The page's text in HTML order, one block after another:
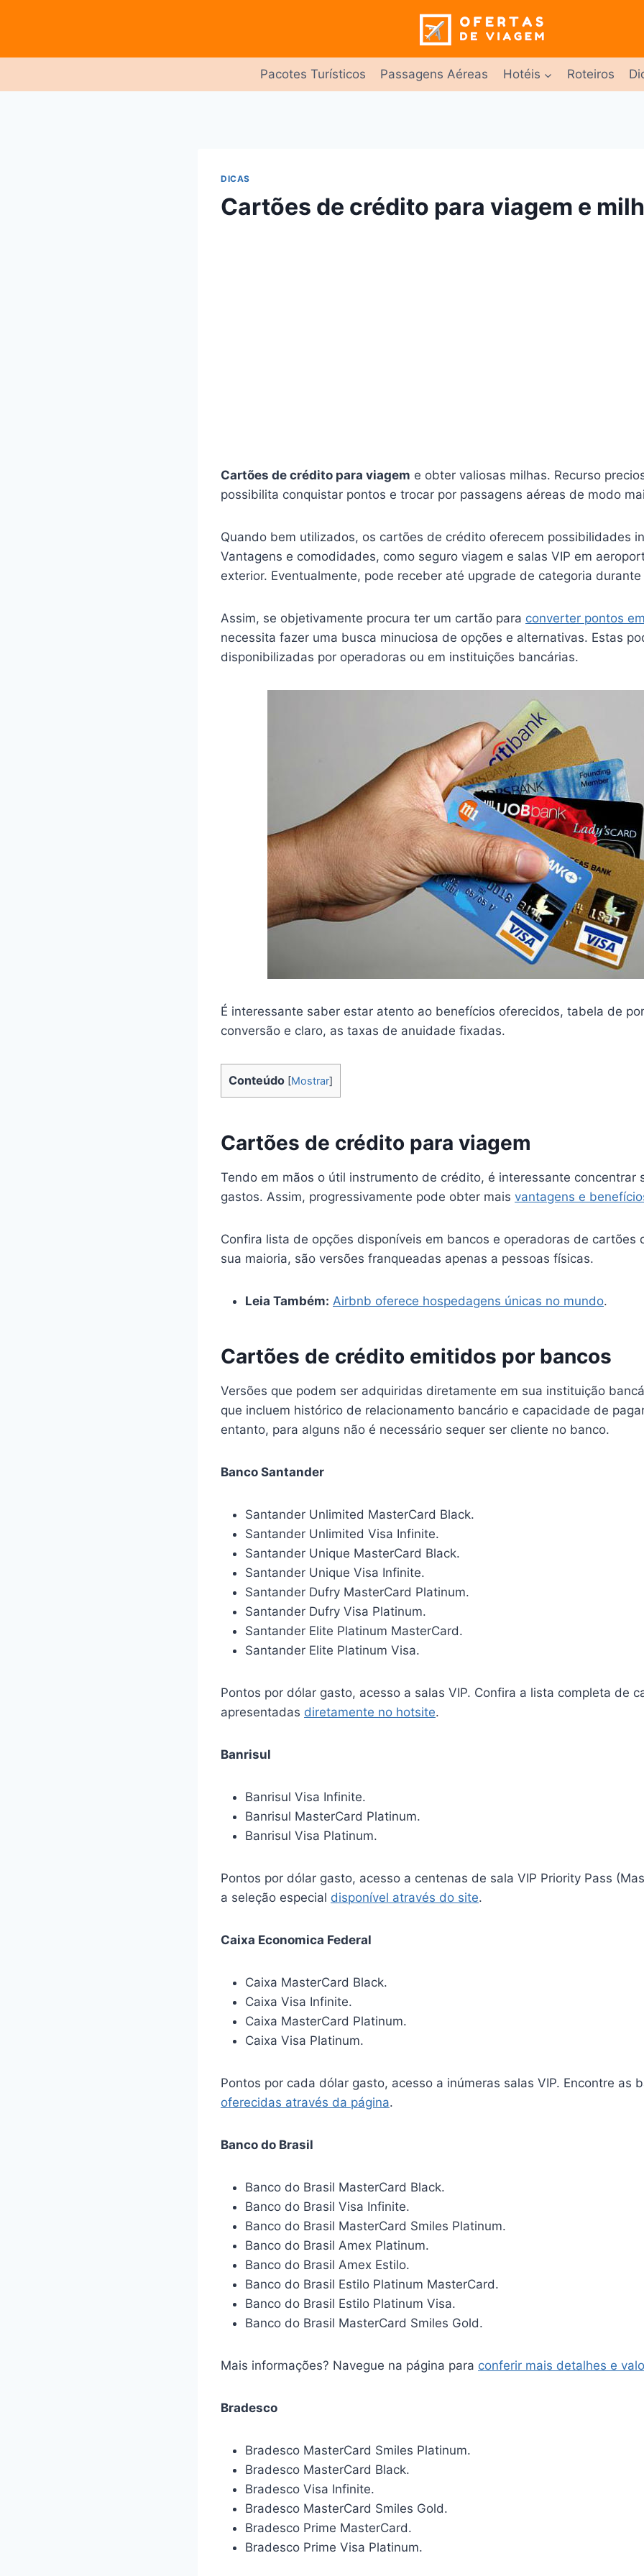
Pacotes Turísticos Passagens Aéreas Hotéis Roteiros
DICAS
Cartões de crédito para viagem e
Cartões de crédito para viagem e obter valiosas milhas. Recurso
possibilita conquistar pontos e trocar por passagens aéreas de modo
Quando bem utilizados, os cartões de crédito oferecem possibilidades
Vantagens e comodidades, como seguro viagem e salas VIP em
exterior. Eventualmente, pode receber até upgrade de categoria
Assim, se objetivamente procura ter um cartão para converter pontos
necessita fazer uma busca minuciosa de opções e alternativas. Estas
disponibilizadas por operadoras ou em instituições bancárias.
É interessante saber estar atento ao benefícios oferecidos, tabela de
conversão e claro, as taxas de anuidade fixadas.
Conteúdo [Mostrar]
Cartões de crédito para viagem
Tendo em mãos o útil instrumento de crédito, é interessante concentrar
gastos. Assim, progressivamente pode obter mais vantagens e
Confira lista de opções disponíveis em bancos e operadoras de cartões
sua maioria, são versões franqueadas apenas a pessoas físicas.
Leia Também: Airbnb oferece hospedagens únicas no mundo.
Cartões de crédito emitidos por bancos
Versões que podem ser adquiridas diretamente em sua instituição
que incluem histórico de relacionamento bancário e capacidade de
entanto, para alguns não é necessário sequer ser cliente no banco.
Banco Santander
Santander Unlimited MasterCard Black.
Santander Unlimited Visa Infinite.
Santander Unique MasterCard Black.
Santander Unique Visa Infinite.
Santander Dufry MasterCard Platinum.
Santander Dufry Visa Platinum.
Santander Elite Platinum MasterCard.
Santander Elite Platinum Visa.
Pontos por dólar gasto, acesso a salas VIP. Confira a lista completa de
apresentadas diretamente no hotsite.
Banrisul
Banrisul Visa Infinite.
Banrisul MasterCard Platinum.
Banrisul Visa Platinum.
Pontos por dólar gasto, acesso a centenas de sala VIP Priority Pass
a seleção especial disponível através do site.
Caixa Economica Federal
Caixa MasterCard Black.
Caixa Visa Infinite.
Caixa MasterCard Platinum.
Caixa Visa Platinum.
Pontos por cada dólar gasto, acesso a inúmeras salas VIP. Encontre as
oferecidas através da página.
Banco do Brasil
Banco do Brasil MasterCard Black.
Banco do Brasil Visa Infinite.
Banco do Brasil MasterCard Smiles Platinum.
Banco do Brasil Amex Platinum.
Banco do Brasil Amex Estilo.
Banco do Brasil Estilo Platinum MasterCard.
Banco do Brasil Estilo Platinum Visa.
Banco do Brasil MasterCard Smiles Gold.
Mais informações? Navegue na página para conferir mais detalhes e
Bradesco
Bradesco MasterCard Smiles Platinum.
Bradesco MasterCard Black.
Bradesco Visa Infinite.
Bradesco MasterCard Smiles Gold.
Bradesco Prime MasterCard.
Bradesco Prime Visa Platinum.